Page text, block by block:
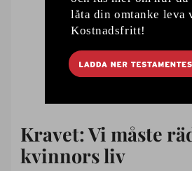
Kravet: Vi måste
kvinnors liv